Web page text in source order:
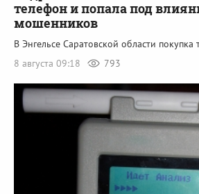
телефон и попала под
мошенников
В Энгельсе Саратовской области покупка
8 августа 09:18
793